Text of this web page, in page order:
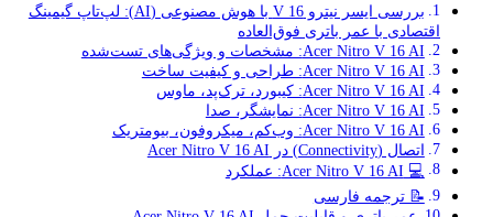
بررسی ایسر نیترو V 16 با هوش مصنوعی (AI): لپ‌تاپ گیمینگ
اقتصادی با عمر باتری فوق‌العاده
Acer Nitro V 16 AI: مشخصات و ویژگی‌های تست‌شده
Acer Nitro V 16 AI: طراحی و کیفیت ساخت
Acer Nitro V 16 AI: کیبورد، ترک‌پد، ماوس
Acer Nitro V 16 AI: نمایشگر، صدا
Acer Nitro V 16 AI: وب‌کم، میکروفون، بیومتریک
اتصال (Connectivity) در Acer Nitro V 16 AI
💻 Acer Nitro V 16 AI: عملکرد
📝 ترجمه فارسی